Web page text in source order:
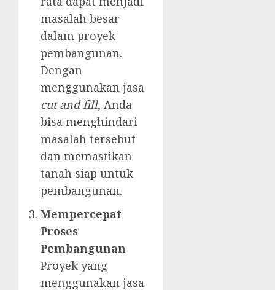
masalah besar
dalam proyek
pembangunan.
Dengan
menggunakan jasa
cut and fill, Anda
bisa menghindari
masalah tersebut
dan memastikan
tanah siap untuk
pembangunan.
Mempercepat
Proses
Pembangunan
Proyek yang
menggunakan jasa